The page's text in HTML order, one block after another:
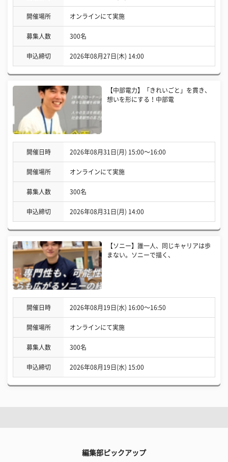
開催場所 オンラインにて実施
募集人数 300名
申込締切 2026年08月27日(木) 14:00
【中部電力】「きれいごと」を貫き、
想いを形にする！中部電
開催日時 2026年08月31日(月) 15:00〜16:00
開催場所 オンラインにて実施
募集人数 300名
申込締切 2026年08月31日(月) 14:00
【ソニー】誰一人、同じキャリアは歩
まない。ソニーで描く、
開催日時 2026年08月19日(水) 16:00〜16:50
開催場所 オンラインにて実施
募集人数 300名
申込締切 2026年08月19日(水) 15:00
編集部ピックアップ